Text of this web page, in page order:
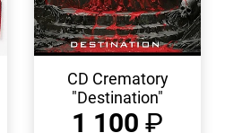
ПРОСМОТР
CD Crematory
"Destination"
1 100 ₽